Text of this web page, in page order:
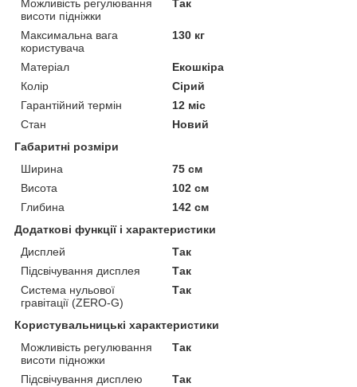
Можливість регулювання
висоти підніжки
Так
Максимальна вага
користувача
130 кг
Матеріал
Екошкіра
Колір
Сірий
Гарантійний термін
12 міс
Стан
Новий
Габаритні розміри
Ширина
75 см
Висота
102 см
Глибина
142 см
Додаткові функції і характеристики
Дисплей
Так
Підсвічування дисплея
Так
Система нульової
гравітації (ZERO-G)
Так
Користувальницькі характеристики
Можливість регулювання
висоти підножки
Так
Підсвічування дисплею Так